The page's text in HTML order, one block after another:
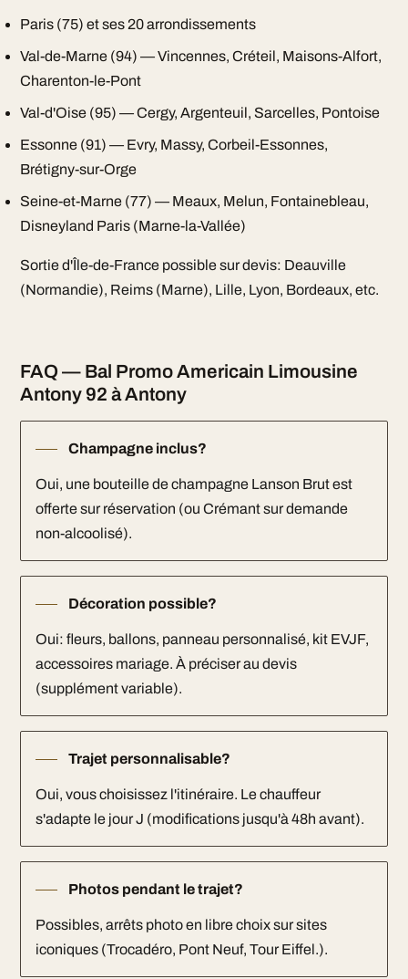
Paris (75) et ses 20 arrondissements
Val-de-Marne (94) — Vincennes, Créteil, Maisons-Alfort,
Charenton-le-Pont
Val-d'Oise (95) — Cergy, Argenteuil, Sarcelles, Pontoise
Essonne (91) — Evry, Massy, Corbeil-Essonnes,
Brétigny-sur-Orge
Seine-et-Marne (77) — Meaux, Melun, Fontainebleau,
Disneyland Paris (Marne-la-Vallée)
Sortie d'Île-de-France possible sur devis: Deauville
(Normandie), Reims (Marne), Lille, Lyon, Bordeaux, etc.
FAQ — Bal Promo Americain Limousine
Antony 92 à Antony
Champagne inclus?
Oui, une bouteille de champagne Lanson Brut est
offerte sur réservation (ou Crémant sur demande
non-alcoolisé).
Décoration possible?
Oui: fleurs, ballons, panneau personnalisé, kit EVJF,
accessoires mariage. À préciser au devis
(supplément variable).
Trajet personnalisable?
Oui, vous choisissez l'itinéraire. Le chauffeur
s'adapte le jour J (modifications jusqu'à 48h avant).
Photos pendant le trajet?
Possibles, arrêts photo en libre choix sur sites
iconiques (Trocadéro, Pont Neuf, Tour Eiffel.).